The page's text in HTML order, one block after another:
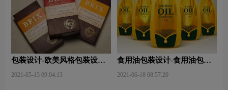
包装设计-欧美风格包装设
2021-05-13 09:04:13
食用油包装设计-食用油包装
2021-06-18 08:57:20